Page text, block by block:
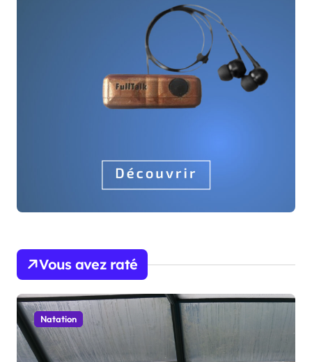
Vous avez raté
Natation